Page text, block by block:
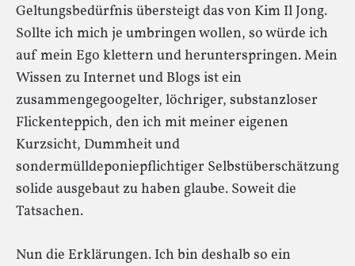
Geltungsbedürfnis übersteigt das von Kim Il Jong.
Sollte ich mich je umbringen wollen, so würde ich
auf mein Ego klettern und herunterspringen. Mein
Wissen zu Internet und Blogs ist ein
zusammengegoogelter, löchriger, substanzloser
Flickenteppich, den ich mit meiner eigenen
Kurzsicht, Dummheit und
sondermülldeponiepflichtiger Selbstüberschätzung
solide ausgebaut zu haben glaube. Soweit die
Tatsachen.
Nun die Erklärungen. Ich bin deshalb so ein